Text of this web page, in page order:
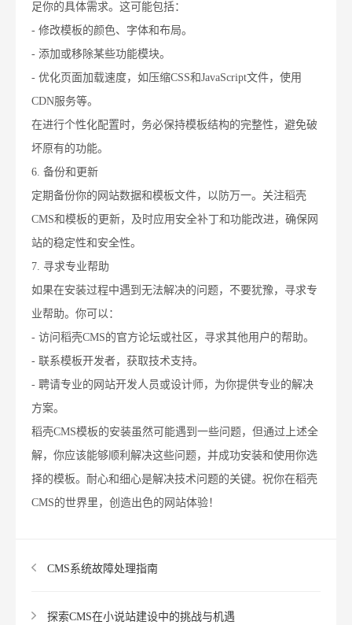
足你的具体需求。这可能包括：
- 修改模板的颜色、字体和布局。
- 添加或移除某些功能模块。
- 优化页面加载速度，如压缩CSS和JavaScript文件，使用
CDN服务等。
在进行个性化配置时，务必保持模板结构的完整性，避免破
坏原有的功能。
6. 备份和更新
定期备份你的网站数据和模板文件，以防万一。关注稻壳
CMS和模板的更新，及时应用安全补丁和功能改进，确保网
站的稳定性和安全性。
7. 寻求专业帮助
如果在安装过程中遇到无法解决的问题，不要犹豫，寻求专
业帮助。你可以：
- 访问稻壳CMS的官方论坛或社区，寻求其他用户的帮助。
- 联系模板开发者，获取技术支持。
- 聘请专业的网站开发人员或设计师，为你提供专业的解决
方案。
稻壳CMS模板的安装虽然可能遇到一些问题，但通过上述全
解，你应该能够顺利解决这些问题，并成功安装和使用你选
择的模板。耐心和细心是解决技术问题的关键。祝你在稻壳
CMS的世界里，创造出色的网站体验！
CMS系统故障处理指南
探索CMS在小说站建设中的挑战与机遇